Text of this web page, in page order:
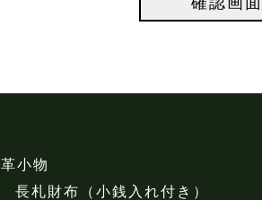
革小物
長札財布（小銭入れ付き）